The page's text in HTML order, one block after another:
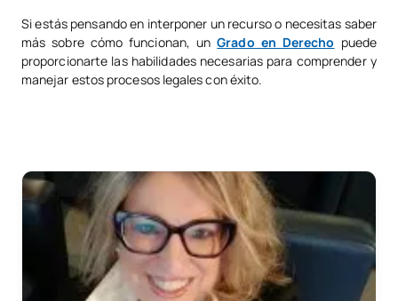
Si estás pensando en interponer un recurso o necesitas saber
más sobre cómo funcionan, unGrado en Derecho puede
proporcionarte las habilidades necesarias para comprender y
manejar estos procesos legales con éxito.